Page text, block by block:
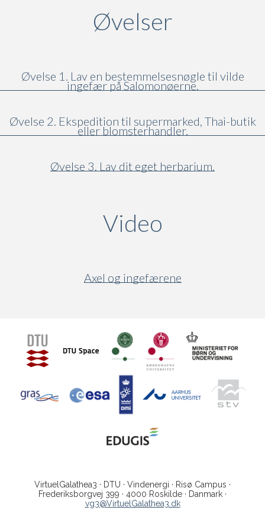
Øvelser
Øvelse 1. Lav en bestemmelsesnøgle til vilde
ingefær på Salomonøerne.
Øvelse 2. Ekspedition til supermarked, Thai-butik
eller blomsterhandler.
Øvelse 3. Lav dit eget herbarium.
Video
Axel og ingefærene
VirtuelGalathea3 · DTU · Vindenergi · Risø Campus ·
Frederiksborgvej 399 · 4000 Roskilde · Danmark ·
vg3@VirtuelGalathea3.dk